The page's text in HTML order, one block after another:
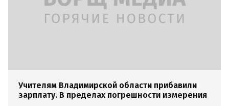
Учителям Владимирской области прибавили
зарплату. В пределах погрешности измерения